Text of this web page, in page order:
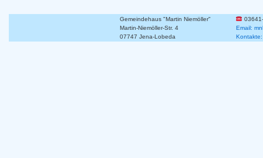
Gemeindehaus "Martin Niemöller"
Martin-Niemöller-Str. 4
Email:
07747 Jena-Lobeda